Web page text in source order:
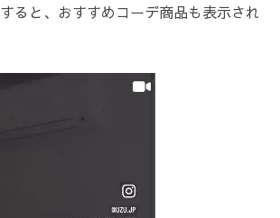
ると、おすすめコーデ商品も表示され